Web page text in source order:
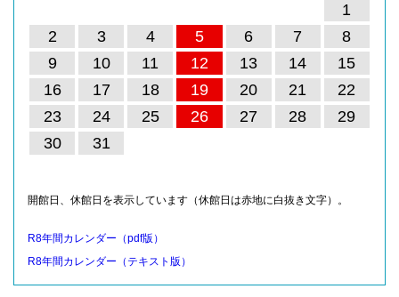
1
2
3 4 5 6 7
8
9
10 11 12 13 14
15
16
17 18 19 20 21
22
23
24 25 26 27 28
29
30
31
開館日、休館日を表示しています（休館日は赤地に白抜き文字）。
R8年間カレンダー（pdf版）
R8年間カレンダー（テキスト版）